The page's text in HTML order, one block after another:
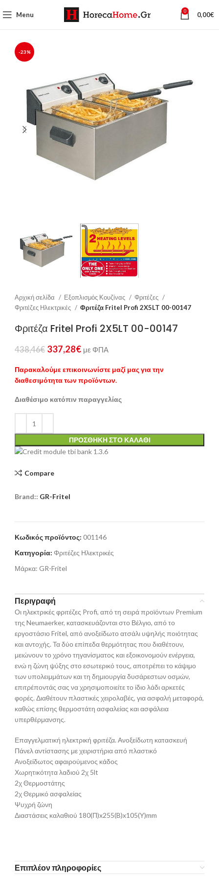
Menu 0 0,00€
-23%
Αρχική σελίδα Εξοπλισμός Κουζίνας
Φριτέζες
Φριτέζες Ηλεκτρικές
Φριτέζα Fritel Profi 2X5LT 00-00147
Φριτέζα Fritel Profi 2X5LT 00-00147
438,46€ 337,28€ με ΦΠΑ
Παρακαλούμε επικοινωνίστε μαζί μας για την
διαθεσιμότητα των προϊόντων.
Διαθέσιμο κατόπιν παραγγελίας
ΠΡΟΣΘΉΚΗ ΣΤΟ ΚΑΛΆΘΙ
Compare
Brand:: GR-Fritel
Κωδικός προϊόντος: 001146
Κατηγορία: Φριτέζες Ηλεκτρικές
Μάρκα: GR-Fritel
Περιγραφή
Οι ηλεκτρικές φριτέζες Profi, από τη σειρά προϊόντων Premium
της Neumaerker, κατασκευάζονται στο Βέλγιο, από το
εργοστάσιο Fritel, από ανοξείδωτο ατσάλι υψηλής ποιότητας
και αντοχής. Τα δύο επίπεδα θερμότητας που διαθέτουν,
μειώνουν το χρόνο τηγανίσματος και εξοικονομούν ενέργεια,
ενώ η ζώνη ψύξης στο εσωτερικό τους, αποτρέπει το κάψιμο
των υπολειμμάτων και τη δημιουργία δυσάρεστων οσμών,
επιτρέποντάς σας να χρησιμοποιείτε το ίδιο λάδι αρκετές
φορές. Διαθέτουν πλαστικές χειρολαβές, για ασφαλή μεταφορά,
καθώς επίσης θερμοστάτη ασφαλείας και ασφάλεια
υπερθέρμανσης.
Επαγγελματική ηλεκτρική φριτέζα. Ανοξείδωτη κατασκευή
Πάνελ αντίστασης με χειριστήρια από πλαστικό
Ανοξείδωτος αφαιρούμενος κάδος
Χωρητικότητα λαδιού 2χ 5lt
2χ Θερμοστάτης
2χ Θερμικό ασφαλείας
Ψυχρή ζώνη
Διαστάσεις καλαθιού 180(Π)x255(B)x105(Y)mm
Επιπλέον πληροφορίες